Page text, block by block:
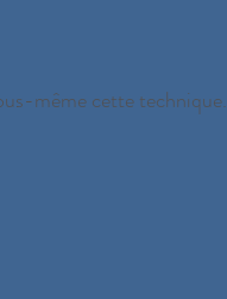
même cette technique.